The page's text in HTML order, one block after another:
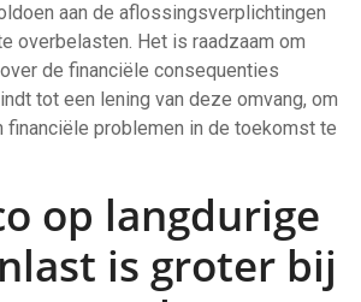
aan de aflossingsverplichtingen
overbelasten. Het is raadzaam om
de financiële consequenties
tot een lening van deze omvang, om
problemen in de toekomst te
op langdurige
is groter bij